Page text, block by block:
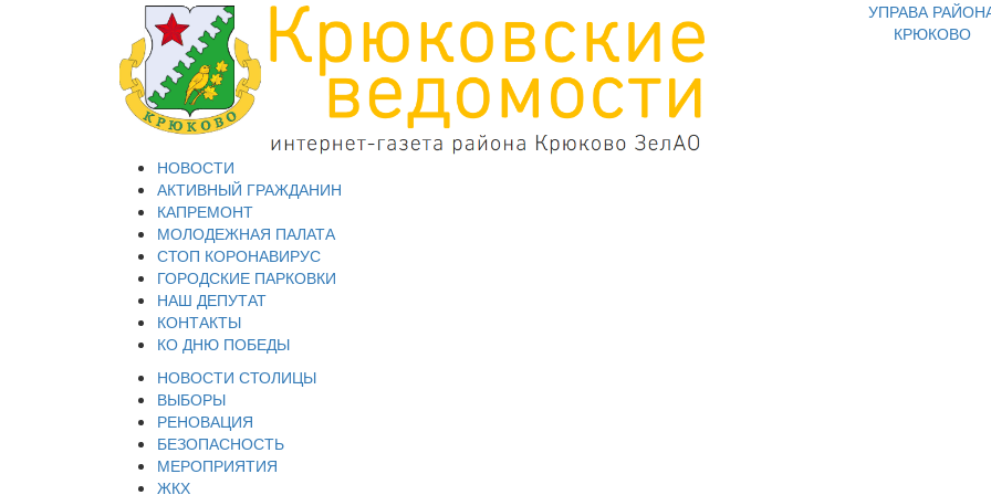
УПРАВА
КРЮКОВО
НОВОСТИ
АКТИВНЫЙ ГРАЖДАНИН
КАПРЕМОНТ
МОЛОДЕЖНАЯ ПАЛАТА
СТОП КОРОНАВИРУС
ГОРОДСКИЕ ПАРКОВКИ
НАШ ДЕПУТАТ
КОНТАКТЫ
КО ДНЮ ПОБЕДЫ
НОВОСТИ СТОЛИЦЫ
ВЫБОРЫ
РЕНОВАЦИЯ
БЕЗОПАСНОСТЬ
МЕРОПРИЯТИЯ
ЖКХ